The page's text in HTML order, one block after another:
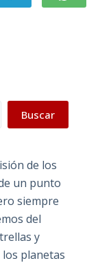
Buscar
de los
un punto
siempre
del
y
los planetas